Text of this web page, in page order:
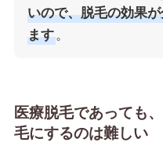
いので、脱毛の効果
ます。
医療脱毛であっても
毛にするのは難しい